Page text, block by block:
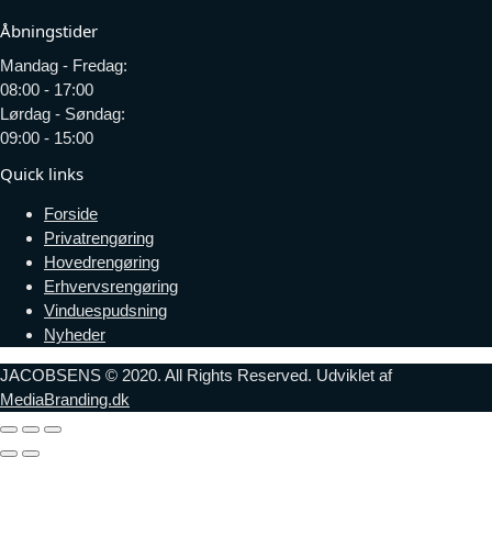
Åbningstider
Mandag - Fredag:
08:00 - 17:00
Lørdag - Søndag:
09:00 - 15:00
Quick links
Forside
Privatrengøring
Hovedrengøring
Erhvervsrengøring
Vinduespudsning
Nyheder
JACOBSENS © 2020. All Rights Reserved. Udviklet af
MediaBranding.dk